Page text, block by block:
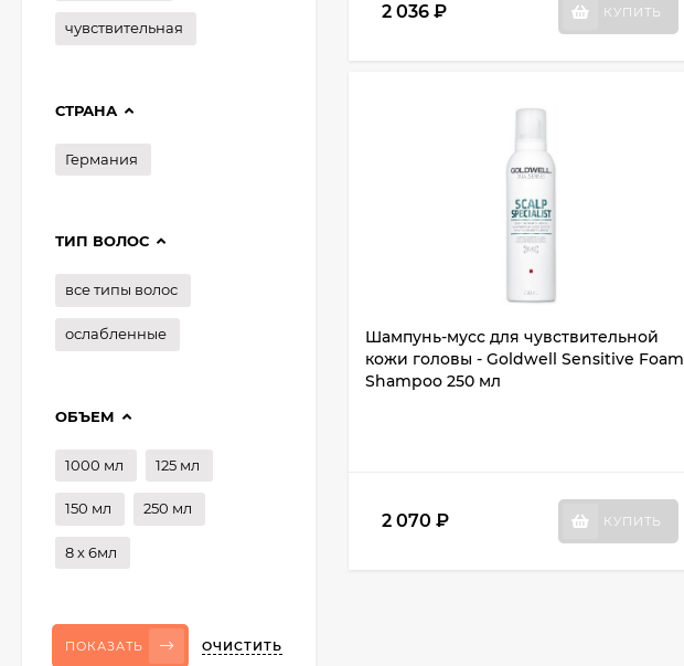
2 036 ₽ КУПИТЬ
Шампунь-мусс для чувствительной
кожи головы - Goldwell Sensitive Foam
Shampoo 250 мл
2 070 ₽ КУПИТЬ
чувствительная
СТРАНА
Германия
ТИП ВОЛОС
все типы волос
ослабленные
ОБЪЕМ
1000 мл 125 мл
150 мл 250 мл
8 х 6мл
ПОКАЗАТЬ ОЧИСТИТЬ